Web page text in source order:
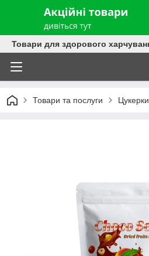
Товари для здорового
Товари та послуги Цукерки